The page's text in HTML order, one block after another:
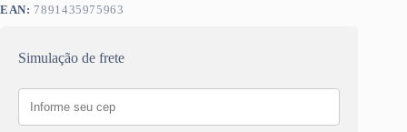
EAN: 7891435975963
Simulação de frete